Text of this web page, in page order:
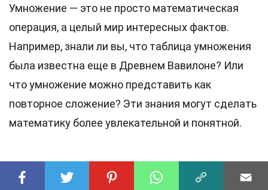
Умножение — это не просто математическая
операция, а целый мир интересных фактов.
Например, знали ли вы, что таблица умножения
была известна еще в Древнем Вавилоне? Или
что умножение можно представить как
повторное сложение? Эти знания могут сделать
математику более увлекательной и понятной.